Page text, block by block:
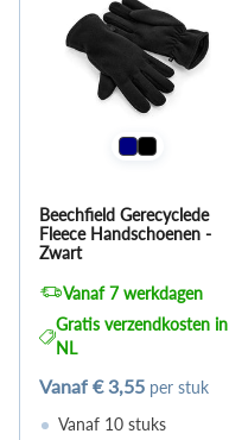
Beechfield Gerecyclede
Fleece Handschoenen -
Zwart
Vanaf 7 werkdagen
Gratis verzendkosten in
NL
Vanaf € 3,55 per stuk
Vanaf 10 stuks